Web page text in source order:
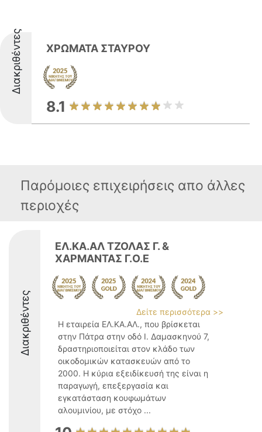
Διακριθέντες ΧΡΩΜΑΤΑ ΣΤΑΥΡΟΥ
8.1
Παρόμοιες επιχειρήσεις απο άλλες
περιοχές
Διακριθέντες
ΕΛ.ΚΑ.ΑΛ ΤΖΟΛΑΣ Γ. &
ΧΑΡΜΑΝΤΑΣ Γ.Ο.Ε
Δείτε περισσότερα >>
Η εταιρεία ΕΛ.ΚΑ.ΑΛ., που βρίσκεται
στην Πάτρα στην οδό Ι. Δαμασκηνού 7,
δραστηριοποιείται στον κλάδο των
οικοδομικών κατασκευών από το
2000. Η κύρια εξειδίκευσή της είναι η
παραγωγή, επεξεργασία και
εγκατάσταση κουφωμάτων
αλουμινίου, με στόχο ...